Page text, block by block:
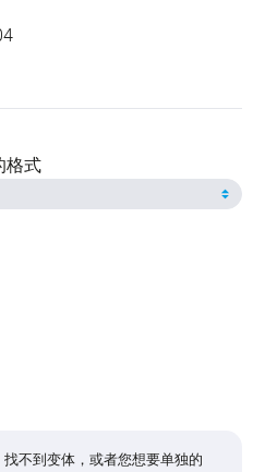
格式
不到变体，或者您想要单独的